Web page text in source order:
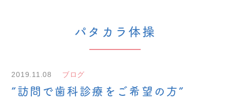
パタカラ体操
2019.11.08 ブログ
”訪問で歯科診療をご希望の方”